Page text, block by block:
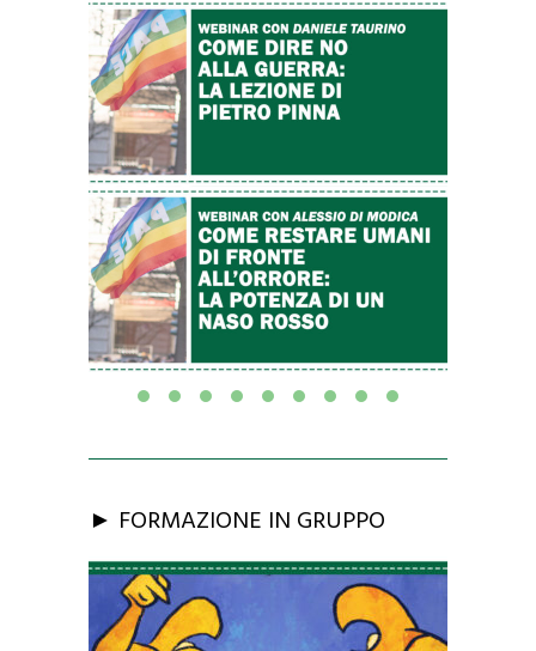
► FORMAZIONE IN GRUPPO